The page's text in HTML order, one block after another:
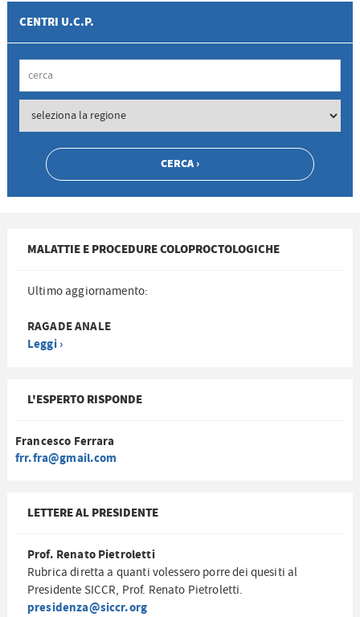
CENTRI U.C.P.
MALATTIE E PROCEDURE COLOPROCTOLOGICHE
Ultimo aggiornamento:
RAGADE ANALE
Leggi ›
L'ESPERTO RISPONDE
Francesco Ferrara
frr.fra@gmail.com
LETTERE AL PRESIDENTE
Prof. Renato Pietroletti
Rubrica diretta a quanti volessero porre dei quesiti al
Presidente SICCR, Prof. Renato Pietroletti.
presidenza@siccr.org